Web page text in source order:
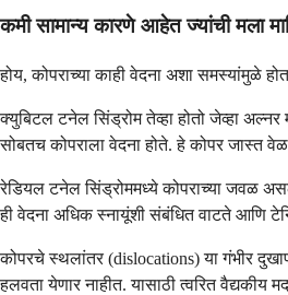
कमी सामान्य कारणे आहेत ज्यांची मला
होय, कोपराच्या काही वेदना अशा समस्यांमुळे
क्युबिटल टनेल सिंड्रोम तेव्हा होतो जेव्हा
सोबतच कोपराला वेदना होते. हे कोपर जास्त
रेडियल टनेल सिंड्रोममध्ये कोपराच्या जवळ
ही वेदना अधिक स्नायूंशी संबंधित वाटते आणि
कोपरचे स्थलांतर (dislocations) या गंभीर
हलवता येणार नाहीत. यासाठी त्वरित